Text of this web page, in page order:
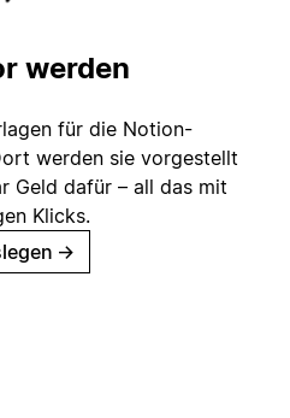
werden
für die Notion-
werden sie vorgestellt
Geld dafür – all das mit
Klicks.
→